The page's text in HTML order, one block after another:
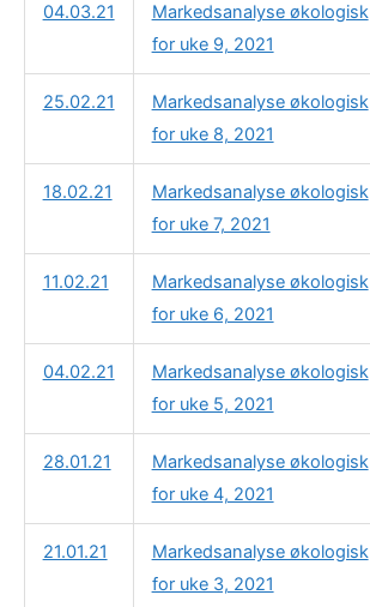
04.03.21
Markedsanalyse økologisk
for uke 9, 2021
25.02.21
Markedsanalyse økologisk
for uke 8, 2021
18.02.21
Markedsanalyse økologisk
for uke 7, 2021
11.02.21
Markedsanalyse økologisk
for uke 6, 2021
04.02.21
Markedsanalyse økologisk
for uke 5, 2021
28.01.21
Markedsanalyse økologisk
for uke 4, 2021
21.01.21
Markedsanalyse økologisk
for uke 3, 2021